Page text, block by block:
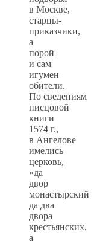
в Москве,
старцы-
приказчики,
а
порой
и сам
игумен
обители.
По сведениям
писцовой
книги
1574 г.,
в Ангелове
имелись
церковь,
«да
двор
монастырский
да два
двора
крестьянских,
а